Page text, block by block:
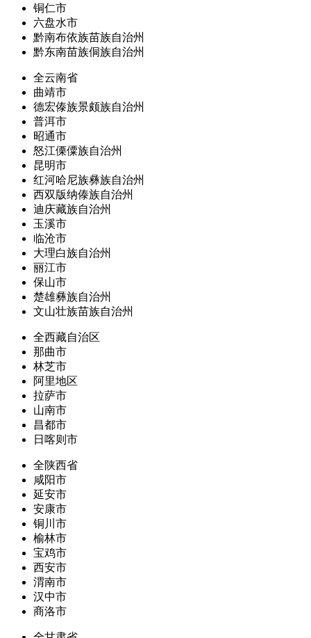
铜仁市
六盘水市
黔南布依族苗族自治州
黔东南苗族侗族自治州
全云南省
曲靖市
德宏傣族景颇族自治州
普洱市
昭通市
怒江傈僳族自治州
昆明市
红河哈尼族彝族自治州
西双版纳傣族自治州
迪庆藏族自治州
玉溪市
临沧市
大理白族自治州
丽江市
保山市
楚雄彝族自治州
文山壮族苗族自治州
全西藏自治区
那曲市
林芝市
阿里地区
拉萨市
山南市
昌都市
日喀则市
全陕西省
咸阳市
延安市
安康市
铜川市
榆林市
宝鸡市
西安市
渭南市
汉中市
商洛市